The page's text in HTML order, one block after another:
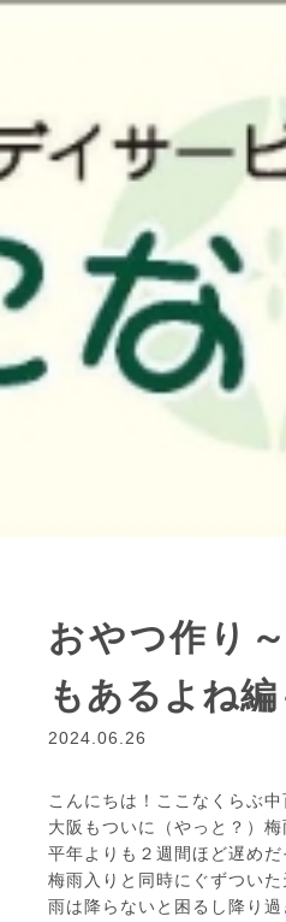
おやつ作り
もあるよね編
2024.06.26
こんにちは！ここなくらぶ
大阪もついに（やっと？）梅
平年よりも２週間ほど遅めだ
梅雨入りと同時にぐずつい
雨は降らないと困るし降り過